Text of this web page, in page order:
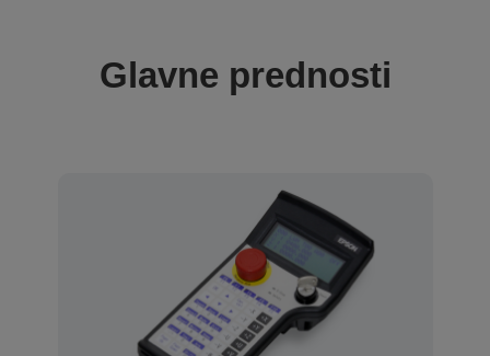
Glavne prednosti